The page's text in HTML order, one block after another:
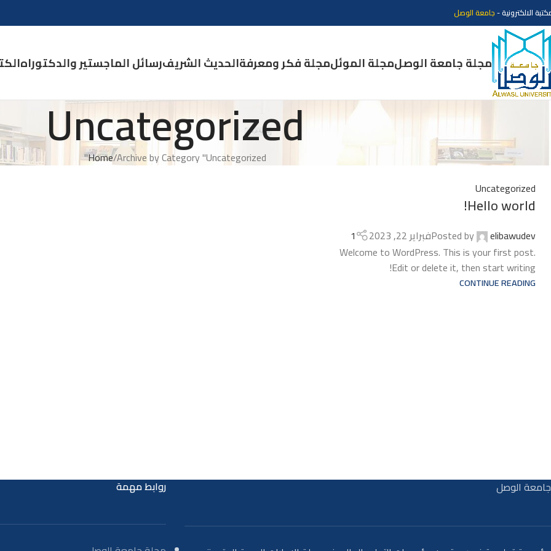
الالكترونية -جامعة الوصل
مجلة جامعة الوصلمجلة الموئلمجلة فكر ومعرفةالحديث الشريفرسائل الماجستير والدكتوراه
Uncategorized
Home Archive by Category "Uncategorized"
Uncategorized
Hello world!
Posted by elibawudev فبراير 22, 2023
1
Welcome to WordPress. This is your first post.
Edit or delete it, then start writing!
CONTINUE READING
جامعة الوصل روابط مهمة